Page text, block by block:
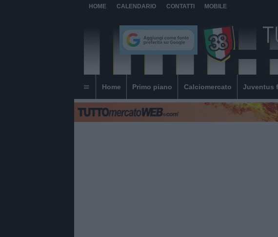
HOME CALENDARIO CONTATTI MOBILE
Home Primo piano Calciomercato Juventus